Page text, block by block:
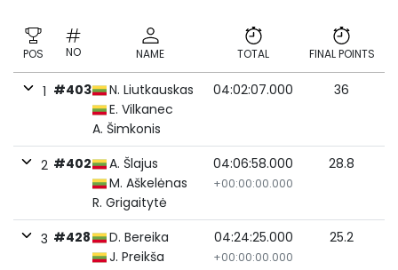
POS NO NAME TOTAL FINAL POINTS
1 #403
N. Liutkauskas
E. Vilkanec
A. Šimkonis
04:02:07.000 36
2 #402
A. Šlajus
M. Aškelėnas
R. Grigaitytė
04:06:58.000
+00:00:00.000
28.8
3 #428
D. Bereika
J. Preikša
04:24:25.000
+00:00:00.000
25.2